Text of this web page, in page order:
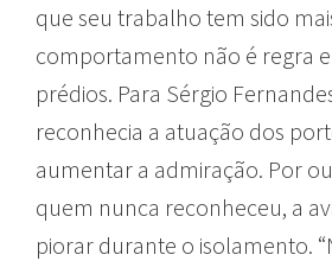
que seu trabalho tem sido
comportamento não é regra
prédios. Para Sérgio
reconhecia a atuação dos
aumentar a admiração. Por
quem nunca reconheceu, a
piorar durante o isolamento.